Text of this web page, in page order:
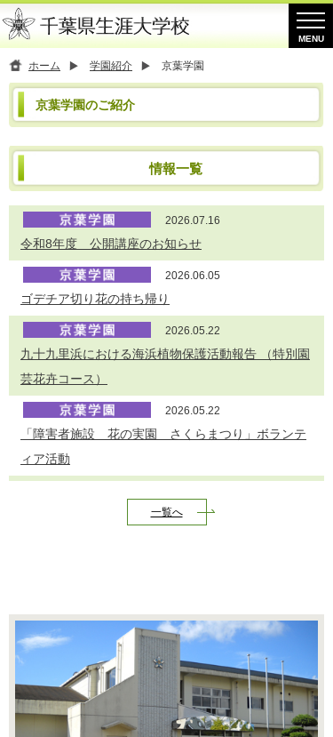
ホーム 学園紹介 京葉学園
京葉学園のご紹介
情報一覧
2026.07.16
令和8年度 公開講座のお知らせ
2026.06.05
ゴデチア切り花の持ち帰り
2026.05.22
九十九里浜における海浜植物保護活動報告 （特別園
芸花卉コース）
2026.05.22
「障害者施設 花の実園 さくらまつり」ボランテ
ィア活動
令和8年度の学習内容を更新及び京葉学園基本情報
TEN）ユニット
救急法基礎講習の実施（基礎科目）
2025.12.25
京葉学園主催 シニアが活躍！ボランティア団体と
一覧へ